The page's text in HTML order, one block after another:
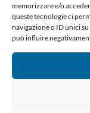
memorizzare e/o
queste tecnologie ci
navigazione o ID unici
può influire
Ordine degli
Palazzo di